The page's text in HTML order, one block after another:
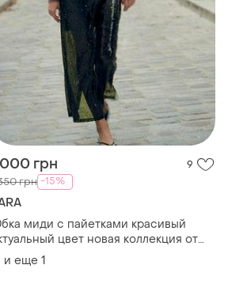
грн 9
грн -15%
миди с пайетками красивый
цвет новая коллекция от
и еще 1